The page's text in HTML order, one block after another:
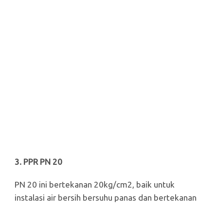
3. PPR PN 20
PN 20 ini bertekanan 20kg/cm2, baik untuk
instalasi air bersih bersuhu panas dan bertekanan